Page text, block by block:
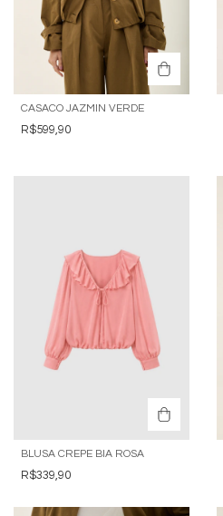
CASACO JAZMIN VERDE
R$599,90
BLUSA CREPE BIA ROSA
R$339,90